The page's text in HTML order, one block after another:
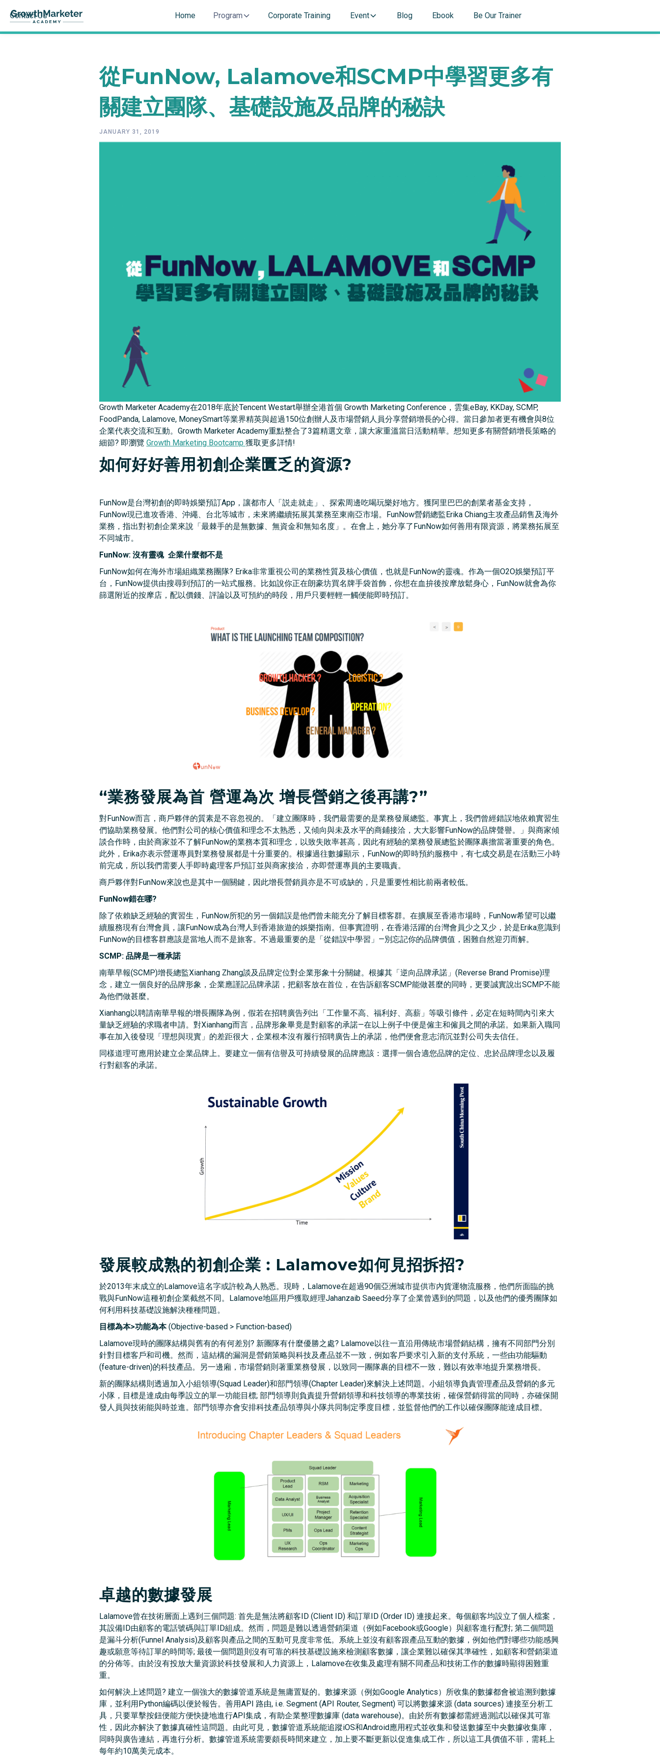
Home Program Corporate Training Event Blog Ebook Be Our Trainer
Contact Us
從FunNow, Lalamove和SCMP中學習更多有
關建立團隊、基礎設施及品牌的秘訣
JANUARY 31, 2019
Growth Marketer Academy在2018年底於Tencent Westart舉辦全港首個 Growth Marketing Conference，雲集eBay, KKDay, SCMP,
FoodPanda, Lalamove, MoneySmart等業界精英與超過150位創辦人及市場營銷人員分享營銷增長的心得。當日參加者更有機會與8位
企業代表交流和互動。Growth Marketer Academy重點整合了3篇精選文章，讓大家重溫當日活動精華。想知更多有關營銷增長策略的
細節? 即瀏覽 Growth Marketing Bootcamp 獲取更多詳情!
如何好好善用初創企業匱乏的資源?
FunNow是台灣初創的即時娛樂預訂App，讓都市人「説走就走」、探索周邊吃喝玩樂好地方。獲阿里巴巴的創業者基金支持，
FunNow現已進攻香港、沖繩、台北等城市，未來將繼續拓展其業務至東南亞市場。FunNow營銷總監Erika Chiang主攻產品銷售及海外
業務，指出對初創企業來說「最棘手的是無數據、無資金和無知名度」。在會上，她分享了FunNow如何善用有限資源，將業務拓展至
不同城市。
FunNow: 沒有靈魂 企業什麼都不是
FunNow如何在海外市場組織業務團隊? Erika非常重視公司的業務性質及核心價值，也就是FunNow的靈魂。作為一個O2O娛樂預訂平
台，FunNow提供由搜尋到預訂的一站式服務。比如說你正在朗豪坊買名牌手袋首飾，你想在血拚後按摩放鬆身心，FunNow就會為你
篩選附近的按摩店，配以價錢、評論以及可預約的時段，用戶只要輕輕一觸便能即時預訂。
“業務發展為首 營運為次 增長營銷之後再講?”
對FunNow而言，商戶夥伴的質素是不容忽視的。「建立團隊時，我們最需要的是業務發展總監。事實上，我們曾經錯誤地依賴實習生
們協助業務發展。他們對公司的核心價值和理念不太熟悉，又傾向與未及水平的商鋪接洽，大大影響FunNow的品牌聲譽。」與商家傾
談合作時，由於商家並不了解FunNow的業務本質和理念，以致失敗率甚高，因此有經驗的業務發展總監於團隊裹擔當著重要的角色。
此外，Erika亦表示營運專員對業務發展都是十分重要的。根據過往數據顯示，FunNow的即時預約服務中，有七成交易是在活動三小時
前完成，所以我們需要人手即時處理客戶預訂並與商家接洽，亦即營運專員的主要職責。
商戶夥伴對FunNow來說也是其中一個關鍵，因此增長營銷員亦是不可或缺的，只是重要性相比前兩者較低。
FunNow錯在哪?
除了依賴缺乏經驗的實習生，FunNow所犯的另一個錯誤是他們曾未能充分了解目標客群。在擴展至香港市場時，FunNow希望可以繼
續服務現有台灣會員，讓FunNow成為台灣人到香港旅遊的娛樂指南。但事實證明，在香港活躍的台灣會員少之又少，於是Erika意識到
FunNow的目標客群應該是當地人而不是旅客。不過最重要的是「從錯誤中學習」—別忘記你的品牌價值，困難自然迎刃而解。
SCMP: 品牌是一種承諾
南華早報(SCMP)增長總監Xianhang Zhang談及品牌定位對企業形象十分關鍵。根據其「逆向品牌承諾」(Reverse Brand Promise)理
念，建立一個良好的品牌形象，企業應謹記品牌承諾，把顧客放在首位，在告訴顧客SCMP能做甚麼的同時，更要誠實說出SCMP不能
為他們做甚麼。
Xianhang以聘請南華早報的增長團隊為例，假若在招聘廣告列出「工作量不高、福利好、高薪」等吸引條件，必定在短時間內引來大
量缺乏經驗的求職者申請。對Xianhang而言，品牌形象畢竟是對顧客的承諾—在以上例子中便是僱主和僱員之間的承諾。如果新入職同
事在加入後發現「理想與現實」的差距很大，企業根本沒有履行招聘廣告上的承諾，他們便會意志消沉並對公司失去信任。
同樣道理可應用於建立企業品牌上。要建立一個有信譽及可持續發展的品牌應該：選擇一個合適您品牌的定位、忠於品牌理念以及履
行對顧客的承諾。
發展較成熟的初創企業 : Lalamove如何見招拆招?
於2013年末成立的Lalamove這名字或許較為人熟悉。現時，Lalamove在超過90個亞洲城市提供市內貨運物流服務，他們所面臨的挑
戰與FunNow這種初創企業截然不同。Lalamove地區用戶獲取經理Jahanzaib Saeed分享了企業曾遇到的問題，以及他們的優秀團隊如
何利用科技基礎設施解決種種問題。
目標為本>功能為本(Objective-based > Function-based)
Lalamove現時的團隊結構與舊有的有何差別? 新團隊有什麼優勝之處? Lalamove以往一直沿用傳統市場營銷結構，擁有不同部門分別
針對目標客戶和司機。然而，這結構的漏洞是營銷策略與科技及產品並不一致，例如客戶要求引入新的支付系統，一些由功能驅動
(feature-driven)的科技產品。另一邊廂，市場營銷則著重業務發展，以致同一團隊裹的目標不一致，難以有效率地提升業務增長。
新的團隊結構則透過加入小組領導(Squad Leader)和部門領導(Chapter Leader)來解決上述問題。小組領導負責管理產品及營銷的多元
小隊，目標是達成由每季設立的單一功能目標; 部門領導則負責提升營銷領導和科技領導的專業技術，確保營銷得當的同時，亦確保開
發人員與技術能與時並進。部門領導亦會安排科技產品領導與小隊共同制定季度目標，並監督他們的工作以確保團隊能達成目標。
卓越的數據發展
Lalamove曾在技術層面上遇到三個問題: 首先是無法將顧客ID (Client ID) 和訂單ID (Order ID) 連接起來。每個顧客均設立了個人檔案，
其設備ID由顧客的電話號碼與訂單ID組成。然而，問題是難以透過營銷渠道（例如Facebook或Google）與顧客進行配對; 第二個問題
是漏斗分析(Funnel Analysis)及顧客與產品之間的互動可見度非常低。系統上並沒有顧客跟產品互動的數據，例如他們對哪些功能感興
趣或願意等待訂單的時間等; 最後一個問題則沒有可靠的科技基礎設施來檢測顧客數據，讓企業難以確保其準確性，如顧客和營銷渠道
的分佈等。由於沒有投放大量資源於科技發展和人力資源上，Lalamove在收集及處理有關不同產品和技術工作的數據時顯得困難重
重。
如何解決上述問題? 建立一個強大的數據管道系統是無庸置疑的。數據來源（例如Google Analytics）所收集的數據都會被追溯到數據
庫，並利用Python編碼以便於報告。善用API 路由, i.e. Segment (API Router, Segment) 可以將數據來源 (data sources) 連接至分析工
具，只要單擊按鈕便能方便快捷地進行API集成，有助企業整理數據庫 (data warehouse)。由於所有數據都需經過測試以確保其可靠
性，因此亦解決了數據真確性這問題。由此可見，數據管道系統能追蹤iOS和Android應用程式並收集和發送數據至中央數據收集庫，
同時與廣告連結，再進行分析。數據管道系統需要頗長時間來建立，加上要不斷更新以促進集成工作，所以這工具價值不菲，需耗上
每年約10萬美元成本。